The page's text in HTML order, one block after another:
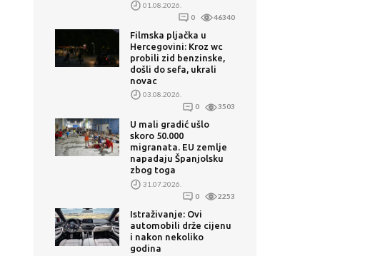
01.08.2026.
0
46340
Filmska pljačka u
Hercegovini: Kroz wc
probili zid benzinske,
došli do sefa, ukrali
novac
03.08.2026.
0
3503
U mali gradić ušlo
skoro 50.000
migranata. EU zemlje
napadaju Španjolsku
zbog toga
31.07.2026.
0
2253
Istraživanje: Ovi
automobili drže cijenu
i nakon nekoliko
godina